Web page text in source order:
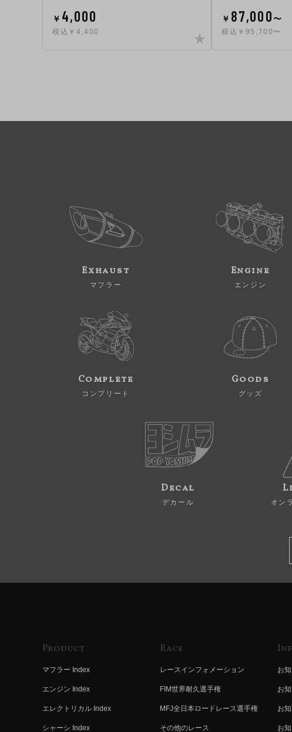
￥ 4,000
税込￥4,400
￥ 87,000〜
税込￥95,700〜
Exhaust
マフラー
Engine
エンジン
Complete
コンプリート
Goods
グッズ
Decal
デカール オン
Product
マフラー Index
エンジン Index
エレクトリカル Index
シャーシ Index
Race
レースインフォメーション
FIM世界耐久選手権
MFJ全日本ロードレース選手権
その他のレース
お
お
お
お